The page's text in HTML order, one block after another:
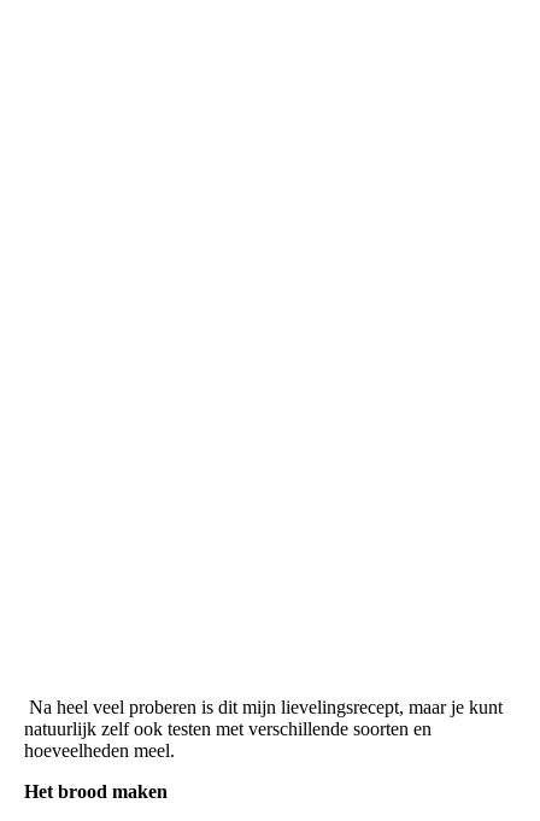
Na heel veel proberen is dit mijn lievelingsrecept, maar je kunt
natuurlijk zelf ook testen met verschillende soorten en
hoeveelheden meel.
Het brood maken